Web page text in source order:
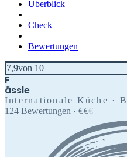
Überblick
|
Check
|
Bewertungen
7,9von 10
F
ässle
Internationale Küche ·
124 Bewertungen · €€€